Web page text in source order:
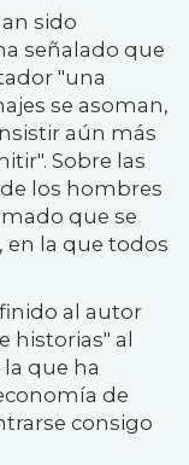
sido
señalado que
"una
se asoman,
aún más
Sobre las
los hombres
que se
en la que todos
al autor
al
que ha
de
consigo